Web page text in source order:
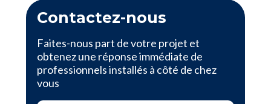
Contactez-nous
Faites-nous part de votre projet et
obtenez une réponse immédiate de
professionnels installés à côté de chez
vous